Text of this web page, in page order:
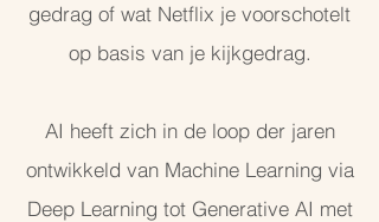
gedrag of wat Netflix je voorschotelt
op basis van je kijkgedrag.
AI heeft zich in de loop der jaren
ontwikkeld van Machine Learning via
Deep Learning tot Generative AI met